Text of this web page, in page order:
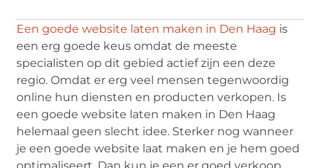
Een goede website laten maken in Den Haag is
een erg goede keus omdat de meeste
specialisten op dit gebied actief zijn een deze
regio. Omdat er erg veel mensen tegenwoordig
online hun diensten en producten verkopen. Is
een goede website laten maken in Den Haag
helemaal geen slecht idee. Sterker nog wanneer
je een goede website laat maken en je hem goed